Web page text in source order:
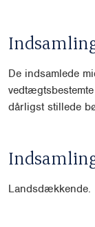
De indsamlede
dårligst stillede
Landsdækkende.